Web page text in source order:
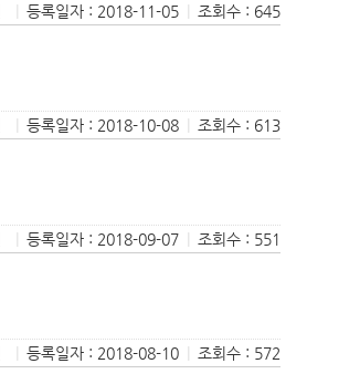
등록일자 : 2018-11-05 조회수 : 645
등록일자 : 2018-10-08 조회수 : 613
등록일자 : 2018-09-07 조회수 : 551
등록일자 : 2018-08-10 조회수 : 572